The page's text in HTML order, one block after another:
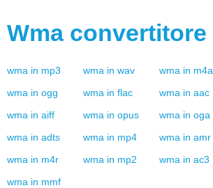
Wma convertitore
wma in mp3 wma in wav wma in m4a
wma in ogg wma in flac wma in aac
wma in aiff wma in opus wma in oga
wma in adts wma in mp4 wma in amr
wma in m4r wma in mp2 wma in ac3
wma in mmf